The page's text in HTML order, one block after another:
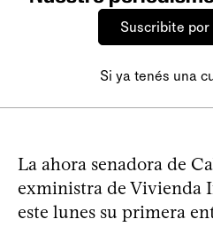
Suscribite por
Si ya tenés una
La ahora senadora de
exministra de Vivienda
este lunes su primera